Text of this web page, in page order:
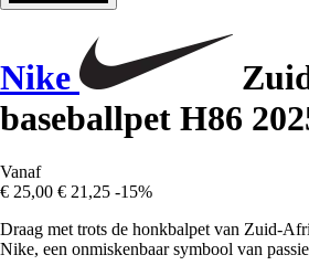
Nike
baseballpet H86
Vanaf
€ 25,00 € 21,25 -15%
Draag met trots de honkbalpet van Zuid-
Nike, een onmiskenbaar symbool van